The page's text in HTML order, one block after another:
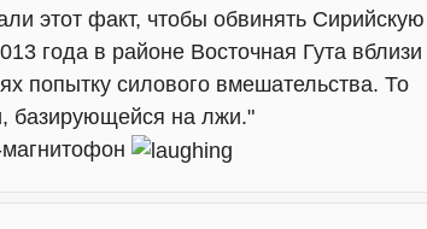
этот факт, чтобы обвинять Сирийскую
года в районе Восточная Гута вблизи
попытку силового вмешательства. То
базирующейся на лжи."